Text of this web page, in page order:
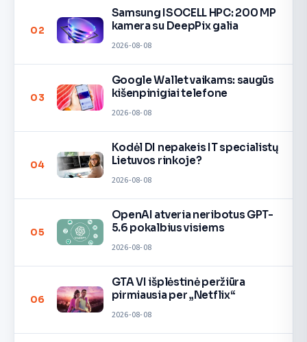
02
Samsung ISOCELL HPC: 200 MP
kamera su DeepPix galia
2026-08-08
03
Google Wallet vaikams: saugūs
kišenpinigiai telefone
2026-08-08
04
Kodėl DI nepakeis IT specialistų
Lietuvos rinkoje?
2026-08-08
05
OpenAI atveria neribotus GPT-
5.6 pokalbius visiems
2026-08-08
06
GTA VI išplėstinė peržiūra
pirmiausia per „Netflix“
2026-08-08